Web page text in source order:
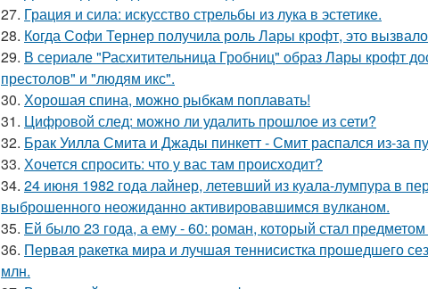
27. Грация и сила: искусство стрельбы из лука в эстетике.
28. Когда Софи Тернер получила роль Лары крофт, это
29. В сериале "Расхитительница Гробниц" образ Лары крофт
престолов" и "людям икс".
30. Хорошая спина, можно рыбкам поплавать!
31. Цифровой след: можно ли удалить прошлое из сети?
32. Брак Уилла Смита и Джады пинкетт - Смит распался из-за
33. Хочется спросить: что у вас там происходит?
34. 24 июня 1982 года лайнер, летевший из куала-лумпура в
выброшенного неожиданно активировавшимся вулканом.
35. Ей было 23 года, а ему - 60: роман, который стал
36. Первая ракетка мира и лучшая теннисистка прошедшего
млн.